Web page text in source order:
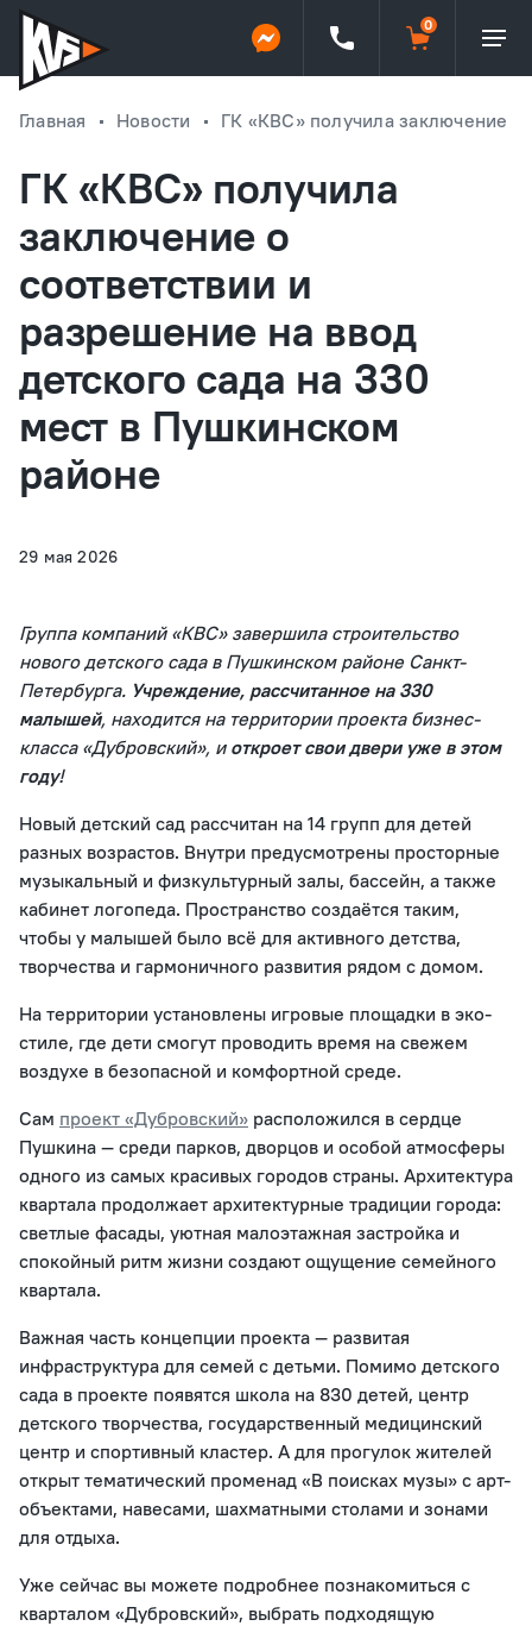
Главная Новости ГК «КВС» получила заключение о
ГК «КВС» получила
заключение о
соответствии и
разрешение на ввод
детского сада на 330
мест в Пушкинском
районе
29 мая 2026
Группа компаний «КВС» завершила строительство
нового детского сада в Пушкинском районе Санкт-
Петербурга. Учреждение, рассчитанное на 330
малышей, находится на территории проекта бизнес-
класса «Дубровский», и откроет свои двери уже в этом
году!
Новый детский сад рассчитан на 14 групп для детей
разных возрастов. Внутри предусмотрены просторные
музыкальный и физкультурный залы, бассейн, а также
кабинет логопеда. Пространство создаётся таким,
чтобы у малышей было всё для активного детства,
творчества и гармоничного развития рядом с домом.
На территории установлены игровые площадки в эко-
стиле, где дети смогут проводить время на свежем
воздухе в безопасной и комфортной среде.
Сам проект «Дубровский» расположился в сердце
Пушкина — среди парков, дворцов и особой атмосферы
одного из самых красивых городов страны. Архитектура
квартала продолжает архитектурные традиции города:
светлые фасады, уютная малоэтажная застройка и
спокойный ритм жизни создают ощущение семейного
квартала.
Важная часть концепции проекта — развитая
инфраструктура для семей с детьми. Помимо детского
сада в проекте появятся школа на 830 детей, центр
детского творчества, государственный медицинский
центр и спортивный кластер. А для прогулок жителей
открыт тематический променад «В поисках музы» с арт-
объектами, навесами, шахматными столами и зонами
для отдыха.
Уже сейчас вы можете подробнее познакомиться с
кварталом «Дубровский», выбрать подходящую